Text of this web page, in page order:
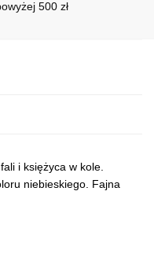
500 zł
i księżyca w kole.
niebieskiego. Fajna